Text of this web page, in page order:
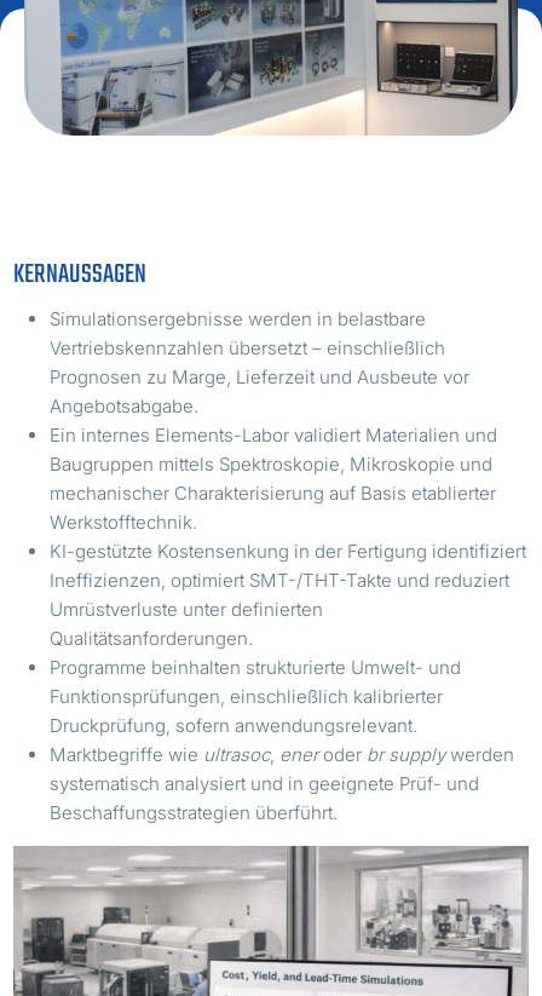
KERNAUSSAGEN
Simulationsergebnisse werden in belastbare
Vertriebskennzahlen übersetzt – einschließlich
Prognosen zu Marge, Lieferzeit und Ausbeute vor
Angebotsabgabe.
Ein internes Elements-Labor validiert Materialien und
Baugruppen mittels Spektroskopie, Mikroskopie und
mechanischer Charakterisierung auf Basis etablierter
Werkstofftechnik.
KI-gestützte Kostensenkung in der Fertigung identifiziert
Ineffizienzen, optimiert SMT-/THT-Takte und reduziert
Umrüstverluste unter definierten
Qualitätsanforderungen.
Programme beinhalten strukturierte Umwelt- und
Funktionsprüfungen, einschließlich kalibrierter
Druckprüfung, sofern anwendungsrelevant.
Marktbegriffe wie ultrasoc, eneroder br supplywerden
systematisch analysiert und in geeignete Prüf- und
Beschaffungsstrategien überführt.